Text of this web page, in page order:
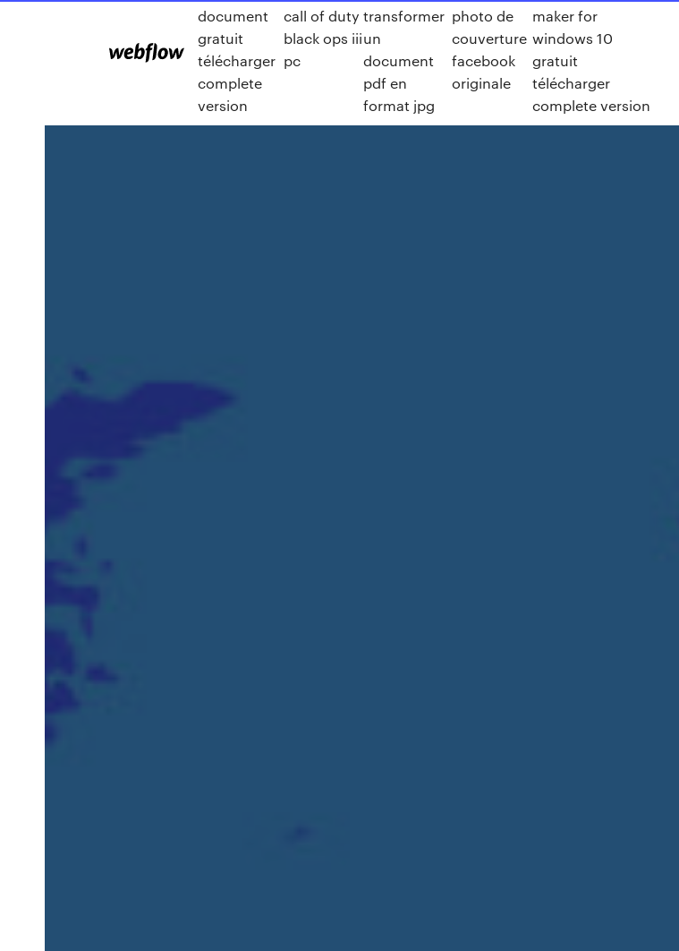
document
gratuit
télécharger
complete
version
call of duty
black ops iii
pc
transformer
un
document
pdf en
format jpg
photo de
couverture
facebook
originale
maker for
windows 10
gratuit
télécharger
complete version